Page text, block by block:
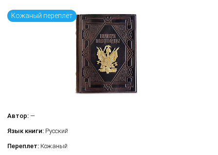
Кожаный переплёт
Автор: —
Язык книги: Русский
Переплет: Кожаный